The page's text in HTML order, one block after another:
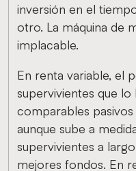
inversión en el
otro. La máquina de
implacable.
En renta variable, el
supervivientes que lo
comparables
aunque sube a
supervivientes a
mejores fondos. En